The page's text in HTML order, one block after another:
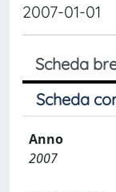
2007-01-01
Scheda
Scheda
Anno
2007